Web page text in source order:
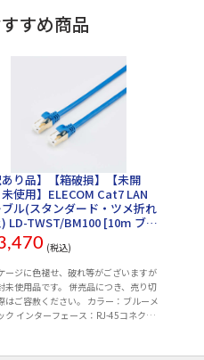
すめ商品
あり品】【箱破損】【未開
使用】ELECOM Cat7 LAN
ル(スタンダード・ツメ折れ
LD-TWST/BM100 [10m ブル
リック]
(税込)
ージに色褪せ、破れ等がございますが
未使用品です。 併売品につき、売り切
容赦ください。 カラー：ブルーメ
ク インターフェース：RJ-45コネクタ